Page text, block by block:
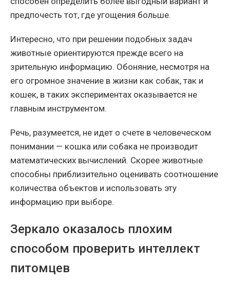
предпочесть тот, где угощения больше.
Интересно, что при решении подобных задач
животные ориентируются прежде всего на
зрительную информацию. Обоняние, несмотря на
его огромное значение в жизни как собак, так и
кошек, в таких экспериментах оказывается не
главным инструментом.
Речь, разумеется, не идет о счете в человеческом
понимании — кошка или собака не производит
математических вычислений. Скорее животные
способны приблизительно оценивать соотношение
количества объектов и использовать эту
информацию при выборе.
Зеркало оказалось плохим
способом проверить интеллект
питомцев